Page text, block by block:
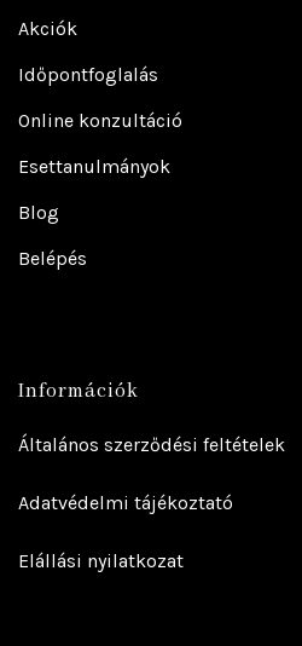
Akciók
Időpontfoglalás
Online konzultáció
Esettanulmányok
Blog
Belépés
Információk
Általános szerződési feltételek
Adatvédelmi tájékoztató
Elállási nyilatkozat